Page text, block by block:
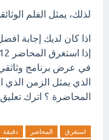
لذلك، يمثل الفلم الوثائقي 1/5 زمن
اذا كان لديك إجابة
في عرض برنامج
الذي يمثل الزمن الذي
المحاضرة ؟ اترك تعليق
استغرق المحاضر دقيقة